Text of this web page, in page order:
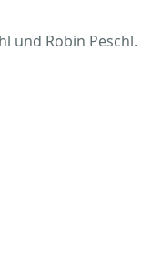
und Robin Peschl.